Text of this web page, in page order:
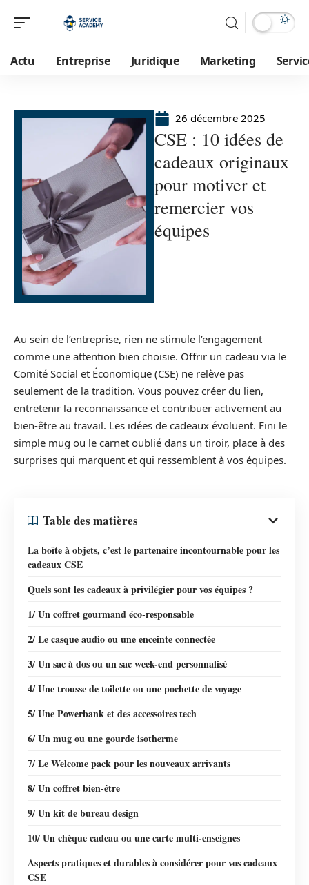
Actu Entreprise Juridique Marketing
26 décembre 2025
CSE : 10 idées de
cadeaux originaux
pour motiver et
remercier vos
équipes
Au sein de l’entreprise, rien ne stimule l’engagement
comme une attention bien choisie. Offrir un cadeau via le
Comité Social et Économique (CSE) ne relève pas
seulement de la tradition. Vous pouvez créer du lien,
entretenir la reconnaissance et contribuer activement au
bien-être au travail. Les idées de cadeaux évoluent. Fini le
simple mug ou le carnet oublié dans un tiroir, place à des
surprises qui marquent et qui ressemblent à vos équipes.
Table des matières
La boîte à objets, c’est le partenaire incontournable pour les
cadeaux CSE
Quels sont les cadeaux à privilégier pour vos équipes ?
1/ Un coffret gourmand éco-responsable
2/ Le casque audio ou une enceinte connectée
3/ Un sac à dos ou un sac week-end personnalisé
4/ Une trousse de toilette ou une pochette de voyage
5/ Une Powerbank et des accessoires tech
6/ Un mug ou une gourde isotherme
7/ Le Welcome pack pour les nouveaux arrivants
8/ Un coffret bien-être
9/ Un kit de bureau design
10/ Un chèque cadeau ou une carte multi-enseignes
Aspects pratiques et durables à considérer pour vos cadeaux
CSE